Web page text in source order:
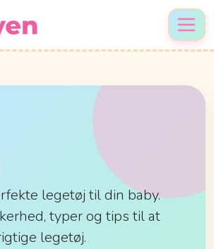
legetøj til din baby.
typer og tips til at
legetøj.